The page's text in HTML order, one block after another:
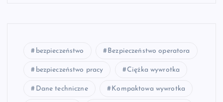
bezpieczeństwo Bezpieczeństwo operatora
bezpieczeństwo pracy Ciężka wywrotka
Dane techniczne Kompaktowa wywrotka